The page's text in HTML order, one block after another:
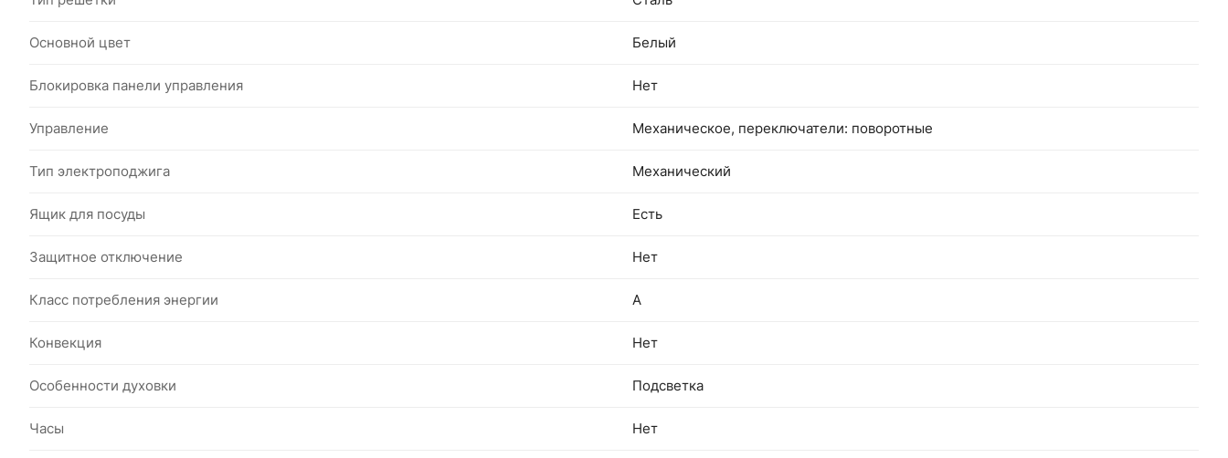
Основной цвет Белый
Блокировка панели управления Нет
Управление Механическое, переключатели: поворотные
Тип электроподжига Механический
Ящик для посуды Есть
Защитное отключение Нет
Класс потребления энергии A
Конвекция Нет
Особенности духовки Подсветка
Часы Нет